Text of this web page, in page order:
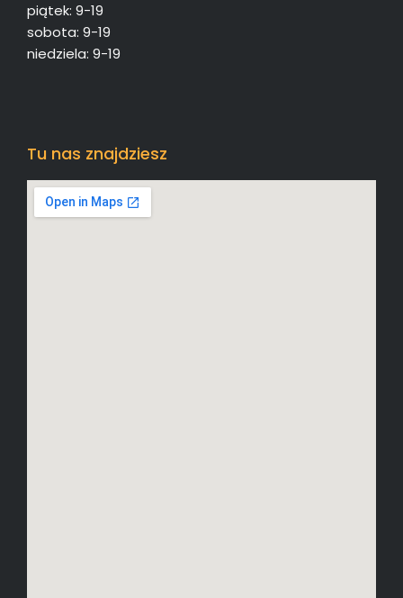
piątek: 9-19
sobota: 9-19
niedziela: 9-19
Tu nas znajdziesz